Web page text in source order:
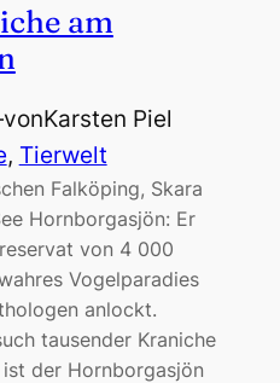
am
vonKarsten Piel
, Tierwelt
Falköping, Skara
Hornborgasjön: Er
von 4 000
Vogelparadies
anlockt.
tausender Kraniche
der Hornborgasjön